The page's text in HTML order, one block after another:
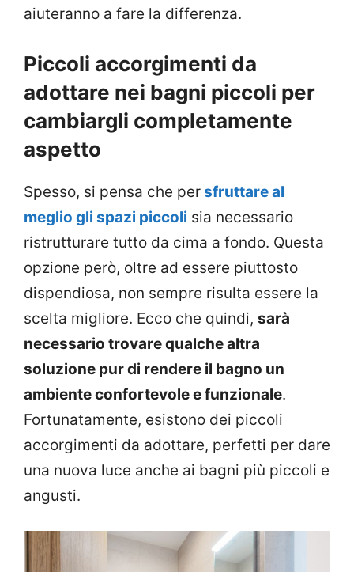
aiuteranno a fare la differenza.
Piccoli accorgimenti da
adottare nei bagni piccoli per
cambiargli completamente
aspetto
Spesso, si pensa che persfruttare al
meglio gli spazi piccoli sia necessario
ristrutturare tutto da cima a fondo. Questa
opzione però, oltre ad essere piuttosto
dispendiosa, non sempre risulta essere la
scelta migliore. Ecco che quindi, sarà
necessario trovare qualche altra
soluzione pur di rendere il bagno un
ambiente confortevole e funzionale.
Fortunatamente, esistono dei piccoli
accorgimenti da adottare, perfetti per dare
una nuova luce anche ai bagni più piccoli e
angusti.